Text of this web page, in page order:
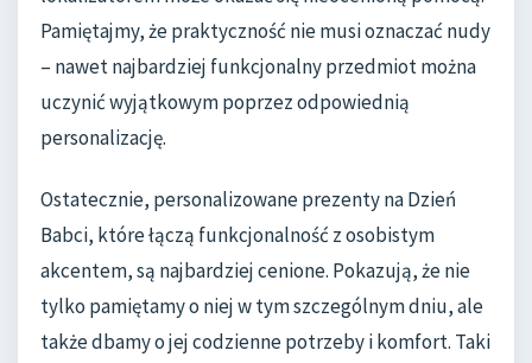
Pamiętajmy, że praktyczność nie musi oznaczać nudy
– nawet najbardziej funkcjonalny przedmiot można
uczynić wyjątkowym poprzez odpowiednią
personalizację.
Ostatecznie, personalizowane prezenty na Dzień
Babci, które łączą funkcjonalność z osobistym
akcentem, są najbardziej cenione. Pokazują, że nie
tylko pamiętamy o niej w tym szczególnym dniu, ale
także dbamy o jej codzienne potrzeby i komfort. Taki